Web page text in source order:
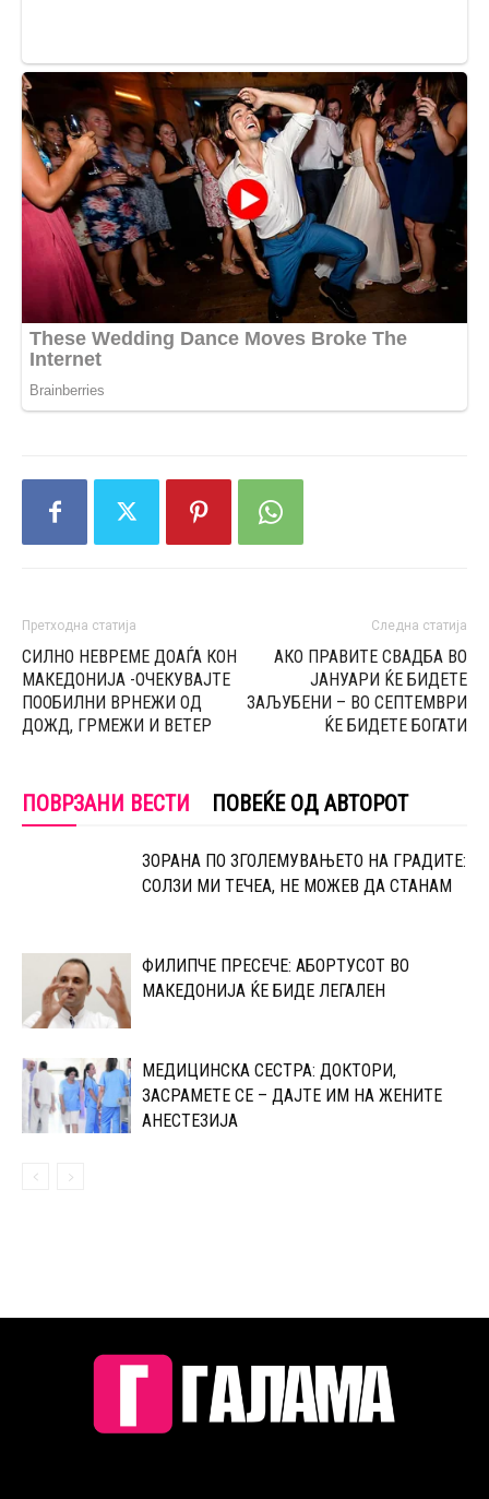
Претходна статија
СИЛНО НЕВРЕМЕ ДОАЃА КОН
МАКЕДОНИЈА -ОЧЕКУВАЈТЕ
ПООБИЛНИ ВРНЕЖИ ОД
ДОЖД, ГРМЕЖИ И ВЕТЕР
Следна статија
АКО ПРАВИТЕ СВАДБА ВО
ЈАНУАРИ ЌЕ БИДЕТЕ
ЗАЉУБЕНИ – ВО СЕПТЕМВРИ
ЌЕ БИДЕТЕ БОГАТИ
ПОВРЗАНИ ВЕСТИ ПОВЕЌЕ ОД АВТОРОТ
ЗОРАНА ПО ЗГОЛЕМУВАЊЕТО НА ГРАДИТЕ:
СОЛЗИ МИ ТЕЧЕА, НЕ МОЖЕВ ДА СТАНАМ
ФИЛИПЧЕ ПРЕСЕЧЕ: АБОРТУСОТ ВО
МАКЕДОНИЈА ЌЕ БИДЕ ЛЕГАЛЕН
МЕДИЦИНСКА СЕСТРА: ДОКТОРИ,
ЗАСРАМЕТЕ СЕ – ДАЈТЕ ИМ НА ЖЕНИТЕ
АНЕСТЕЗИЈА